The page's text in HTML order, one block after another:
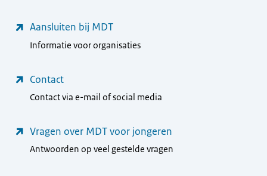
Aansluiten bij MDT
Informatie voor organisaties
Contact
Contact via e-mail of social media
Vragen over MDT voor jongeren
Antwoorden op veel gestelde vragen